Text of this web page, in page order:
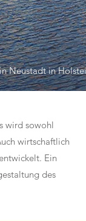
Neustadt in
wird sowohl
wirtschaftlich
Ein
des